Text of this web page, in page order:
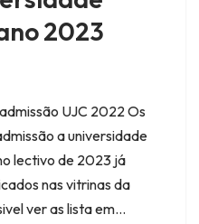
2023
UJC 2022 Os
a universidade
lectivo de 2023 já
nas vitrinas da
ver as lista em…